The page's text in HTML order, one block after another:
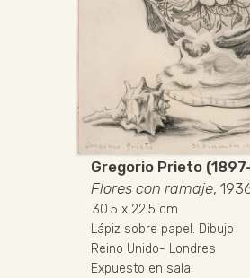
Gregorio Prieto
Flores con ramaje,
30.5 x 22.5 cm
Lápiz sobre papel . Dibujo
Reino Unido- Londres
Expuesto en sala